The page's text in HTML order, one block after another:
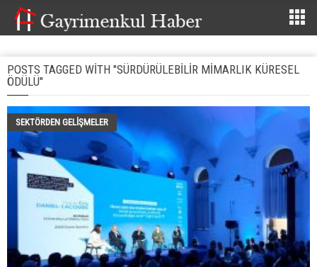
POSTS TAGGED WITH "SÜRDÜRÜLEBILIR MIMARLIK KÜRESEL
ÖDÜLÜ"
SEKTÖRDEN GELIŞMELER